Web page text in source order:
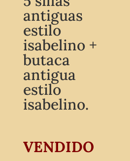
antiguas
estilo
isabelino +
butaca
antigua
estilo
isabelino.
VENDIDO